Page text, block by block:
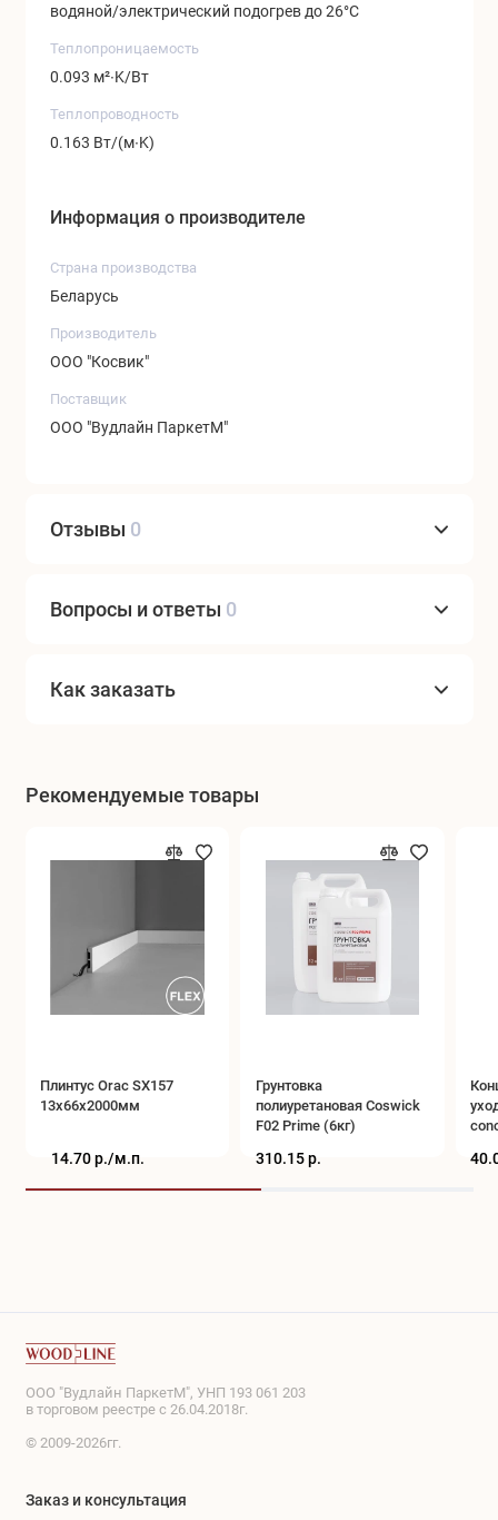
водяной/электрический подогрев до 26°C
Теплопроницаемость
0.093 м²∙K/Вт
Теплопроводность
0.163 Вт/(м∙K)
Информация о производителе
Страна производства
Беларусь
Производитель
ООО "Косвик"
Поставщик
ООО "Вудлайн ПаркетМ"
Отзывы 0
Вопросы и ответы 0
Как заказать
Рекомендуемые товары
Плинтус Orac SX157
13x66x2000мм
14.70 р./м.п.
Грунтовка
полиуретановая Coswick
F02 Prime (6кг)
310.15 р.
ООО "Вудлайн ПаркетМ", УНП 193 061 203
в торговом реестре с 26.04.2018г.
© 2009-2026гг.
Заказ и консультация